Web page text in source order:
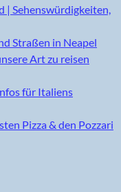
| Sehenswürdigkeiten,
Straßen in Neapel
Art zu reisen
für Italiens
Pizza & den Pozzari